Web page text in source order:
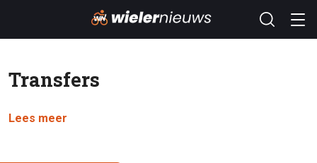
Transfers
Lees meer